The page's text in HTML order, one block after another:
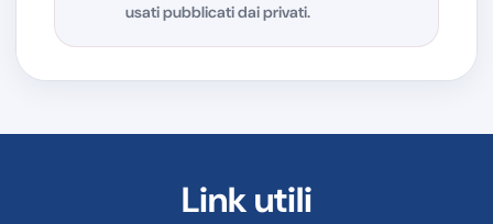
usati pubblicati dai privati.
Link utili